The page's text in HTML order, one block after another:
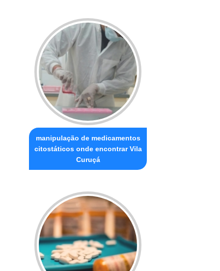
manipulação de medicamentos
citostáticos onde encontrar Vila
Curuçá